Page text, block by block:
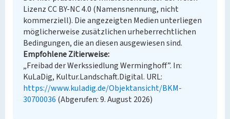
Lizenz CC BY-NC 4.0 (Namensnennung, nicht
kommerziell). Die angezeigten Medien unterliegen
möglicherweise zusätzlichen urheberrechtlichen
Bedingungen, die an diesen ausgewiesen sind.
Empfohlene Zitierweise
„Freibad der Werkssiedlung Werminghoff”. In:
KuLaDig, Kultur.Landschaft.Digital. URL:
https://www.kuladig.de/Objektansicht/BKM-
30700036 (Abgerufen: 9. August 2026)